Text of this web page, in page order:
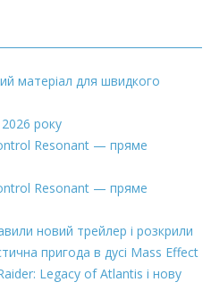
матеріал для швидкого
року
Resonant — пряме
Resonant — пряме
новий трейлер і розкрили
пригода в дусі Mass Effect
Legacy of Atlantis і нову